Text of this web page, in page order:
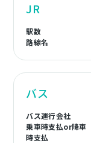
JR
駅数
路線名
バス
バス運行会社
乗車時支払or降車
時支払